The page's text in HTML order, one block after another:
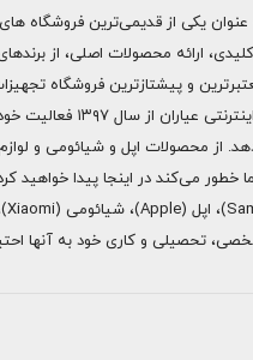
عنوان یکی از قدیمی‌ترین فروشگاه
ارائه محصولات اصلی، از
و پیشتازترین فروشگاه
دیجیتال فروشگاه
می‌کند در اینجا پیدا خواهید
تحصیلی و کاری خود به آنها